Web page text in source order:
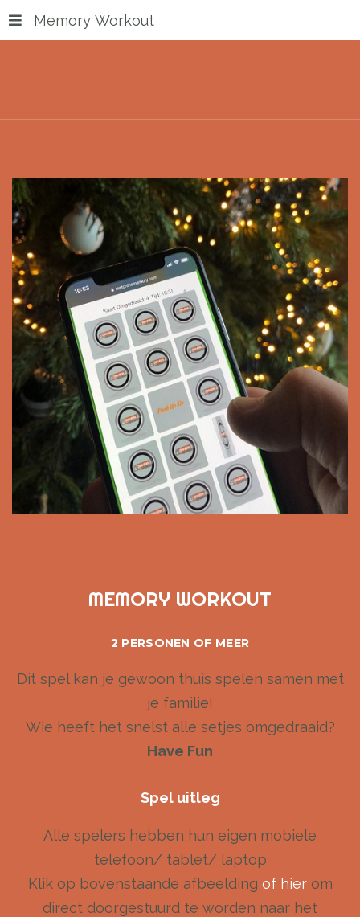
Memory Workout
MEMORY WORKOUT
2 PERSONEN OF MEER
Dit spel kan je gewoon thuis spelen samen met
je familie!
Wie heeft het snelst alle setjes omgedraaid?
Have Fun
Spel uitleg
Alle spelers hebben hun eigen mobiele
telefoon/ tablet/ laptop
Klik op bovenstaande afbeelding of hierom
direct doorgestuurd te worden naar het